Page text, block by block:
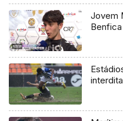
Jovem